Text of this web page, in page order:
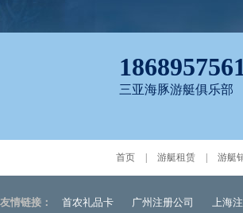
三亚海豚游艇俱乐部
首页 游艇租赁 游艇
友情链接： 首农礼品卡 广州注册公司 上海